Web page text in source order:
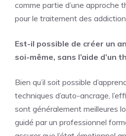
comme partie d’une approche
pour le traitement des
Est-il possible de créer un
soi-même, sans l’aide d’un
Bien qu’il soit possible
techniques d’auto-ancrage,
sont généralement meilleures
guidé par un professionnel